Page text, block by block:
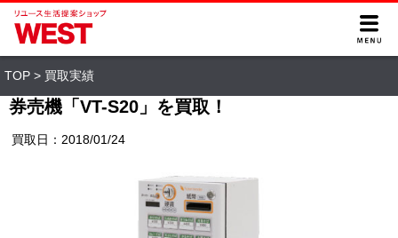
TOP > 買取実績
券売機「VT-S20」を買取！
買取日：2018/01/24